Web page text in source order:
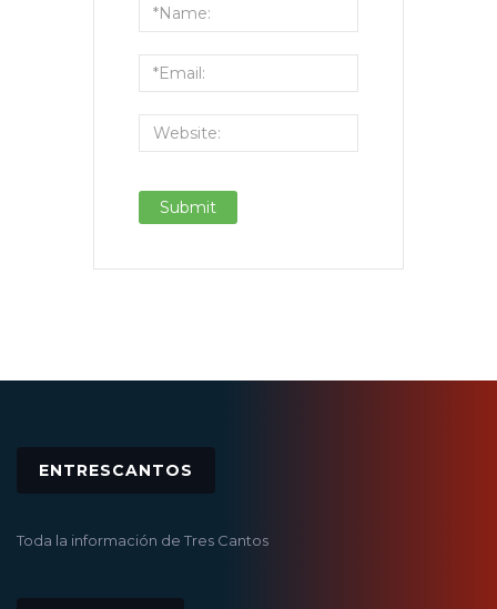
ENTRESCANTOS
Toda la información de Tres Cantos